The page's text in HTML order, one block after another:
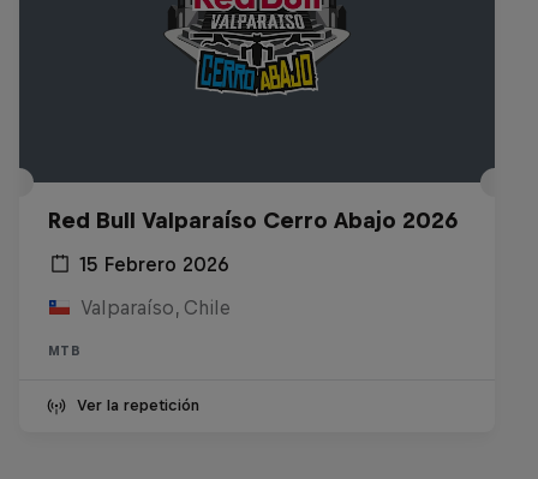
Red Bull Valparaíso Cerro Abajo 2026
15 Febrero 2026
Valparaíso, Chile
MTB
Ver la repetición